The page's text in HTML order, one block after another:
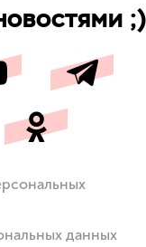
;)
данных